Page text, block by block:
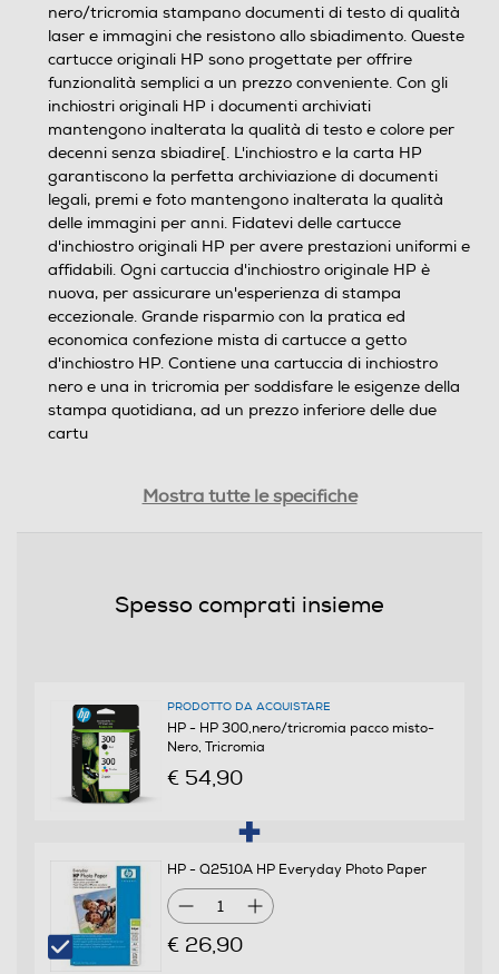
nero/tricromia stampano documenti di testo di qualità
laser e immagini che resistono allo sbiadimento. Queste
cartucce originali HP sono progettate per offrire
funzionalità semplici a un prezzo conveniente. Con gli
inchiostri originali HP i documenti archiviati
mantengono inalterata la qualità di testo e colore per
decenni senza sbiadire[. L'inchiostro e la carta HP
garantiscono la perfetta archiviazione di documenti
legali, premi e foto mantengono inalterata la qualità
delle immagini per anni. Fidatevi delle cartucce
d'inchiostro originali HP per avere prestazioni uniformi e
affidabili. Ogni cartuccia d'inchiostro originale HP è
nuova, per assicurare un'esperienza di stampa
eccezionale. Grande risparmio con la pratica ed
economica confezione mista di cartucce a getto
d'inchiostro HP. Contiene una cartuccia di inchiostro
nero e una in tricromia per soddisfare le esigenze della
stampa quotidiana, ad un prezzo inferiore delle due
cartu
Dimensioni - Peso
Profondità-mm
Compatibilità
Compatibilità marca
Mostra tutte le specifiche
Spesso comprati insieme
PRODOTTO DA ACQUISTARE
HP - HP 300,nero/tricromia pacco misto-
Nero, Tricromia
€ 54,90
HP - Q2510A HP Everyday Photo Paper
1
€ 26,90